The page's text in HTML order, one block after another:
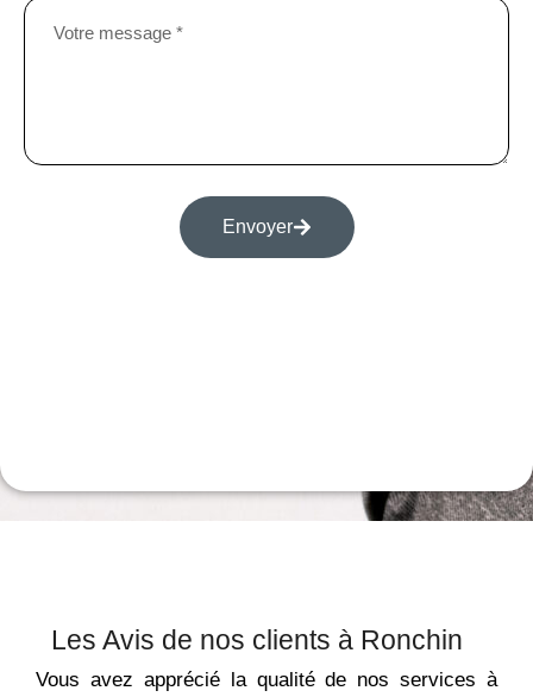
Envoyer
Les Avis de nos clients à Ronchin
Vous avez apprécié la qualité de nos services à